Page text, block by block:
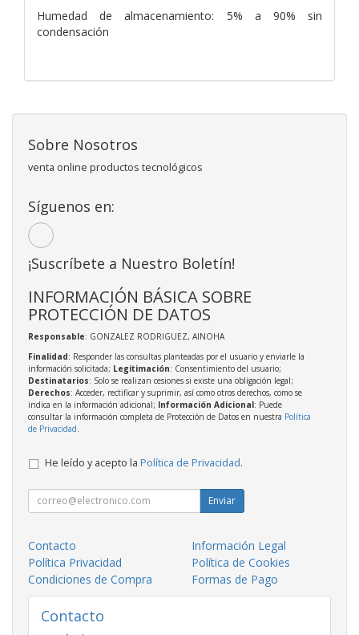
Humedad de almacenamiento: 5% a 90% sin
condensación
Sobre Nosotros
venta online productos tecnológicos
Síguenos en:
¡Suscríbete a Nuestro Boletín!
INFORMACIÓN BÁSICA SOBRE
PROTECCIÓN DE DATOS
Responsable: GONZALEZ RODRIGUEZ, AINOHA
Finalidad: Responder las consultas planteadas por el usuario y enviarle la
información solicitada; Legitimación: Consentimiento del usuario;
Destinatarios: Solo se realizan cesiones si existe una obligación legal;
Derechos: Acceder, rectificar y suprimir, así como otros derechos, como se
indica en la información adicional; Información Adicional: Puede
consultar la información completa de Protección de Datos en nuestra Política
de Privacidad
He leído y acepto la Política de Privacidad.
Enviar
Contacto
Información Legal
Política Privacidad
Política de Cookies
Condiciones de Compra
Formas de Pago
Contacto